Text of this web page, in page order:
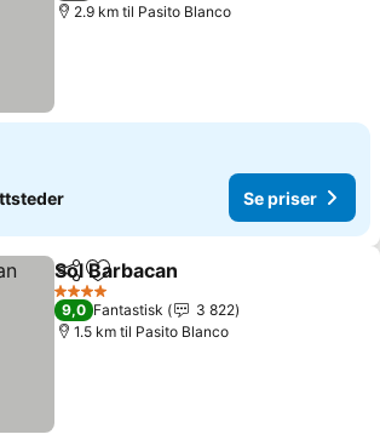
2.9 km til Pasito Blanco
Se priser
Del Legg til i favoritter
Sol Barbacan
4 Stjerner
9,0 Fantastisk
3 822
1.5 km til Pasito Blanco